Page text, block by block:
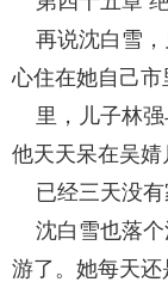
再说沈白雪，
心住在她自己市
里，儿子林强
他天天呆在吴
已经三天没有
沈白雪也落个
游了。她每天还